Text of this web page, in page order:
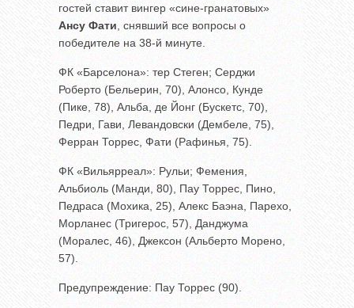
гостей ставит вингер «сине-гранатовых»
Ансу Фати , снявший все вопросы о
победителе на 38-й минуте.
ФК «Барселона»: тер Стеген; Серджи
Роберто (Бельерин, 70), Алонсо, Кунде
(Пике, 78), Альба, де Йонг (Бускетс, 70),
Педри, Гави, Левандовски (Дембеле, 75),
Ферран Торрес, Фати (Рафинья, 75).
ФК «Вильярреал»: Рульи; Фемения,
Альбиоль (Манди, 80), Пау Торрес, Пино,
Педраса (Мохика, 25), Алекс Баэна, Парехо,
Морланес (Тригерос, 57), Данджума
(Моралес, 46), Джексон (Альберто Морено,
57).
Предупреждение: Пау Торрес (90).